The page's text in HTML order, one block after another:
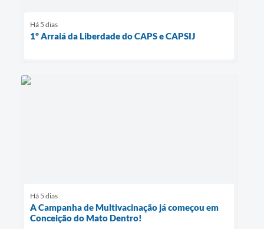
Há 5 dias
1º Arraiá da Liberdade do CAPS e CAPSIJ
Há 5 dias
A Campanha de Multivacinação já começou em
Conceição do Mato Dentro!